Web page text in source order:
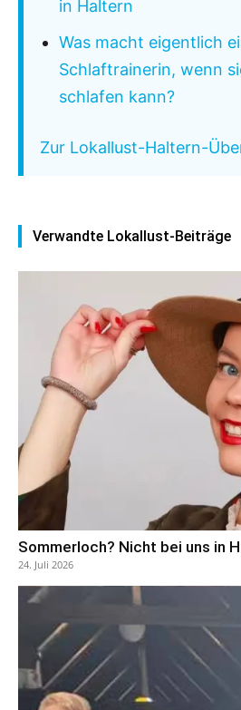
in Haltern
Was macht eigentlich
Schlaftrainerin, wenn
schlafen kann?
Zur Lokallust-Haltern-
Verwandte Lokallust-Beiträge
Sommerloch? Nicht bei uns in
24. Juli 2026